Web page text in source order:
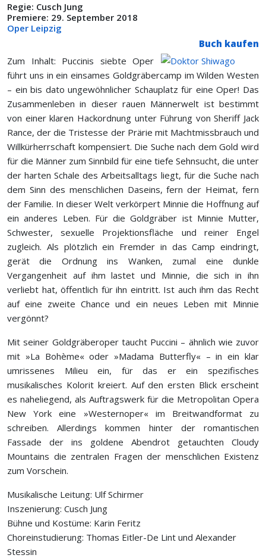
Regie: Cusch Jung
Premiere: 29. September 2018
Oper Leipzig
Buch kaufen
Zum Inhalt: Puccinis siebte Oper
führt uns in ein einsames Goldgräbercamp im Wilden Westen
– ein bis dato ungewöhnlicher Schauplatz für eine Oper! Das
Zusammenleben in dieser rauen Männerwelt ist bestimmt
von einer klaren Hackordnung unter Führung von ­Sheriff Jack
Rance, der die Tristesse der Prärie mit Machtmissbrauch und
Willkürherrschaft kompensiert. Die ­Suche nach dem Gold wird
für die Männer zum Sinnbild für eine tiefe Sehnsucht, die unter
der harten Schale des Arbeitsalltags liegt, für die Suche nach
dem Sinn des menschlichen Daseins, fern der Heimat, fern
der Familie. In dieser Welt verkörpert Minnie die Hoffnung auf
ein anderes Leben. Für die Goldgräber ist Minnie ­Mutter,
Schwester, sexuelle Projektionsfläche und reiner Engel
zugleich. Als plötzlich ein Fremder in das Camp eindringt,
gerät die Ordnung ins ­Wanken, ­zumal eine dunkle
Vergangenheit auf ihm lastet und Minnie, die sich in ihn
verliebt hat, öffentlich für ihn eintritt. Ist auch ihm das Recht
auf eine zweite Chance und ein neues Leben mit Minnie
vergönnt?
Mit seiner Goldgräberoper taucht Puccini – ähnlich wie zuvor
mit »La Bohème« oder »Madama Butterfly« – in ein klar
umrissenes Milieu ein, für das er ein spe­zifisches
musikalisches Kolorit kreiert. Auf den ersten Blick erscheint
es naheliegend, als Auftragswerk für die Metropolitan Opera
New York eine »Westernoper« im Breitwandformat zu
schreiben. Allerdings kommen hinter der romantischen
Fassade der ins goldene Abendrot getauchten Cloudy
Mountains die zentralen Fragen der menschlichen Existenz
zum Vorschein.
Musikalische Leitung: Ulf Schirmer
Inszenierung: Cusch Jung
Bühne und Kostüme: Karin Feritz
Choreinstudierung: Thomas Eitler-De Lint und Alexander
Stessin